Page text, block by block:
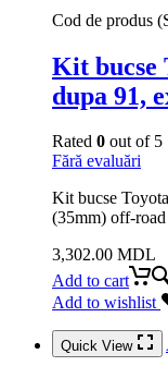
Cod de produs
Kit bucse
dupa 91,
Rated 0 out of 5
Fără evaluări
Kit bucse
(35mm) off-road
3,302.00 MDL
Add to cart
Add to wishlist
Quick View